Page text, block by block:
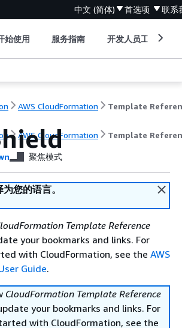
中文 (简体) 首选项 联系
始使用 服务指南 开发人员工具
AWS CloudFormation Template
AWS CloudFormation Template
聚焦模式
您的语言。
Template Reference
your bookmarks and links. For
with CloudFormation, see the AWS
Guide.
CloudFormation Template Reference
your bookmarks and links. For
with CloudFormation, see the